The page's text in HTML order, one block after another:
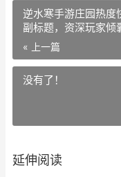
逆水寒手游庄园热度
副标题，资深玩家倾
« 上一篇
没有了！
延伸阅读